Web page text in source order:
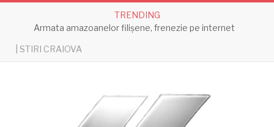
TRENDING
Armata amazoanelor filișene, frenezie pe internet
| STIRI CRAIOVA